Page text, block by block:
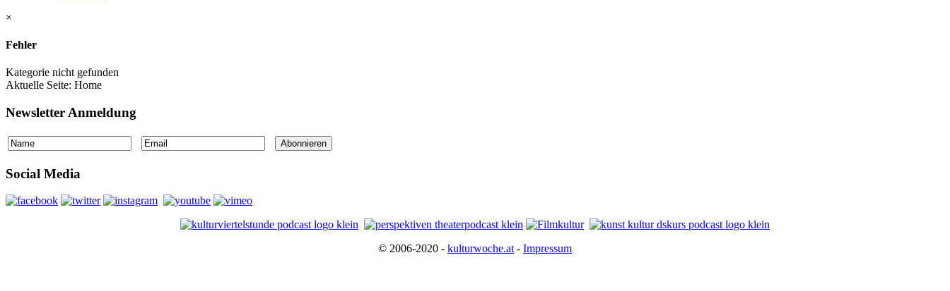
×
Fehler
Kategorie nicht gefunden
Aktuelle Seite: Home
Newsletter Anmeldung
Social Media
© 2006-2020 - kulturwoche.at - Impressum